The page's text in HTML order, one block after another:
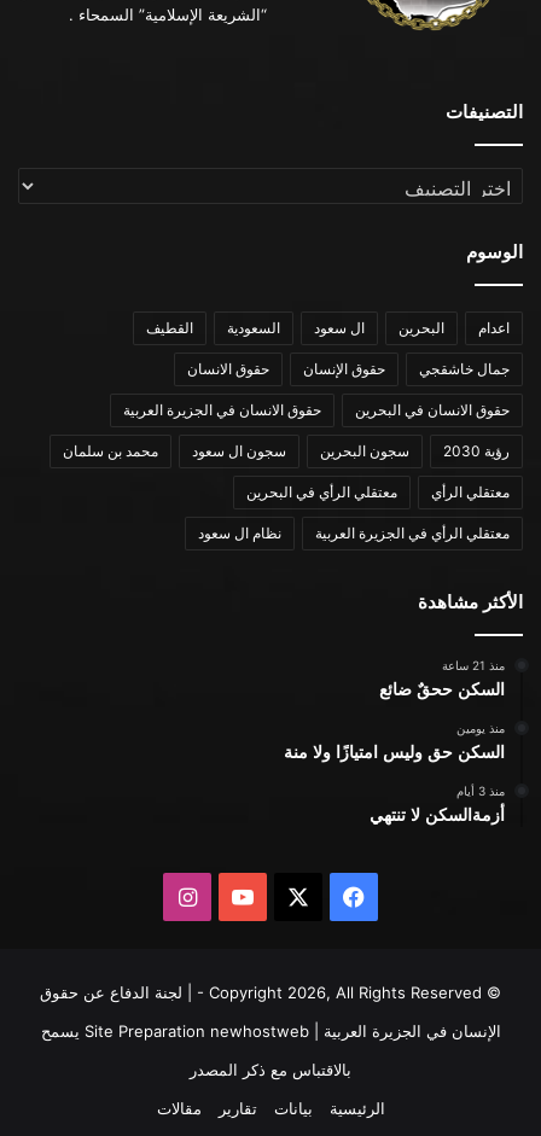
“الشريعة الإسلامية” السمحاء .
التصنيفات
التصنيفات
الوسوم
اعدام البحرين ال سعود السعودية القطيف
جمال خاشقجي حقوق الإنسان حقوق الانسان
حقوق الانسان في البحرين حقوق الانسان في الجزيرة العربية
رؤية 2030 سجون البحرين سجون ال سعود محمد بن سلمان
معتقلي الرأي معتقلي الرأي في البحرين
معتقلي الرأي في الجزيرة العربية نظام ال سعود
الأكثر مشاهدة
منذ 21 ساعة
السكن ححقٌ ضائع
منذ يومين
السكن حق وليس امتيازًا ولا منة
منذ 3 أيام
أزمةالسكن لا تنتهي
فيسبوك يوتيوبانستقرام
© Copyright 2026, All Rights Reserved - | لجنة الدفاع عن حقوق
الإنسان في الجزيرة العربية | Site Preparationnewhostweb
يسمح
بالاقتباس مع ذكر المصدر
الرئيسية
بيانات تقارير مقالات